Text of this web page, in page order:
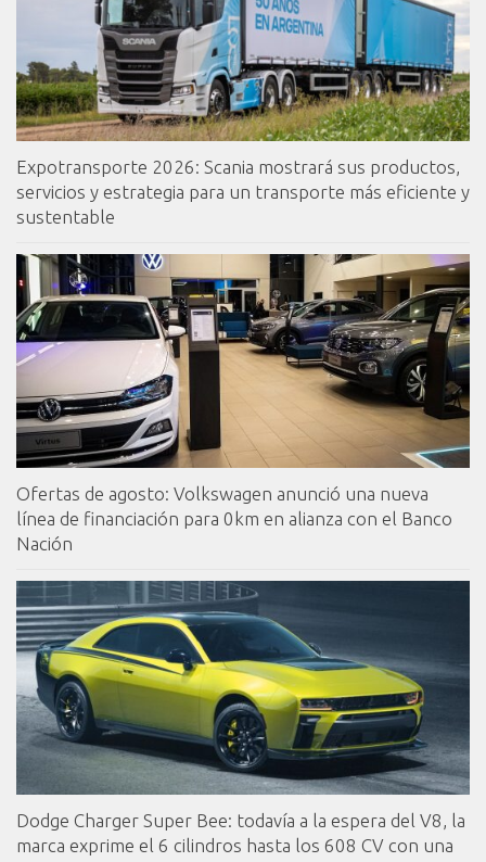
Expotransporte 2026: Scania mostrará sus productos,
servicios y estrategia para un transporte más eficiente y
sustentable
Ofertas de agosto: Volkswagen anunció una nueva
línea de financiación para 0km en alianza con el Banco
Nación
Dodge Charger Super Bee: todavía a la espera del V8, la
marca exprime el 6 cilindros hasta los 608 CV con una